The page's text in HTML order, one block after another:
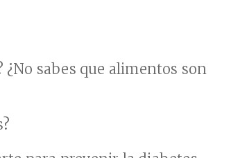
¿No sabes que alimentos son